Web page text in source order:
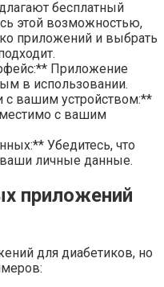
бесплатный
этой возможностью,
приложений и выбрать
Приложение
в использовании.
с вашим устройством:**
с вашим
Убедитесь, что
личные данные.
приложений
для диабетиков, но